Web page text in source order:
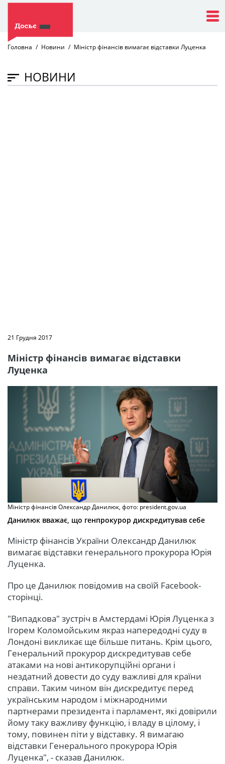
Головна Новини Міністр фінансів вимагає відставки Луценка
НОВИНИ
21 Грудня 2017
Міністр фінансів вимагає відставки
Луценка
Міністр фінансів Олександр Данилюк, фото: president.gov.ua
Данилюк вважає, що генпрокурор дискредитував себе
Міністр фінансів України Олександр Данилюк
вимагає відставки генерального прокурора Юрія
Луценка.
Про це Данилюк повідомив на своїй Facebook-
сторінці.
"Випадкова" зустріч в Амстердамі Юрія Луценка з
Ігорем Коломойським якраз напередодні суду в
Лондоні викликає ще більше питань. Крім цього,
Генеральний прокурор дискредитував себе
атаками на нові антикорупційні органи і
нездатний довести до суду важливі для країни
справи. Таким чином він дискредитує перед
українським народом і міжнародними
партнерами президента і парламент, які довірили
йому таку важливу функцію, і владу в цілому, і
тому, повинен піти у відставку. Я вимагаю
відставки Генерального прокурора Юрія
Луценка", - сказав Данилюк.